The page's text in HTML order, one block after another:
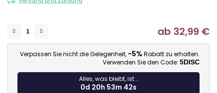
ab 32,99 €
Verpassen Sie nicht die Gelegenheit, -5% Rabatt zu erhalten.
Verwenden Sie den Code: 5DISC
Alles, was bleibt, ist...
0d 20h 53m 41s